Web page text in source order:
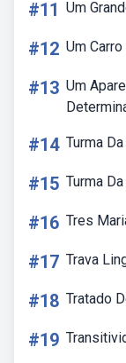
#11 Um
#12 Um
#13 Um
#14 Turma
#15 Turma
#16 Tres
#17 Trava
#18 Tratado
#19